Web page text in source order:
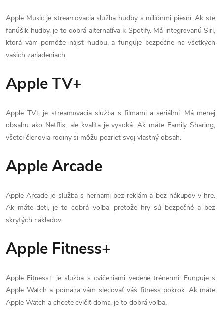
Apple Music je streamovacia služba hudby s miliónmi piesní. Ak ste
fanúšik hudby, je to dobrá alternatíva k Spotify. Má integrovanú Siri,
ktorá vám pomôže nájsť hudbu, a funguje bezpečne na všetkých
vašich zariadeniach.
Apple TV+
Apple TV+ je streamovacia služba s filmami a seriálmi. Má menej
obsahu ako Netflix, ale kvalita je vysoká. Ak máte Family Sharing,
všetci členovia rodiny si môžu pozrieť svoj vlastný obsah.
Apple Arcade
Apple Arcade je služba s hernami bez reklám a bez nákupov v hre.
Ak máte deti, je to dobrá voľba, pretože hry sú bezpečné a bez
skrytých nákladov.
Apple Fitness+
Apple Fitness+ je služba s cvičeniami vedené trénermi. Funguje s
Apple Watch a pomáha vám sledovať váš fitness pokrok. Ak máte
Apple Watch a chcete cvičiť doma, je to dobrá voľba.